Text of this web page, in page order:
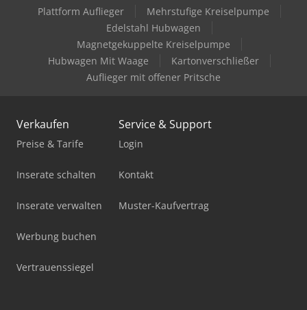
Plattform Auflieger
Mehrstufige Kreiselpumpe
Edelstahl Hubwagen
Magnetgekuppelte Kreiselpumpe
Hubwagen Mit Waage
Kartonverschließer
Auflieger mit offener Pritsche
Verkaufen
Preise & Tarife
Inserate schalten
Inserate verwalten
Werbung buchen
Vertrauenssiegel
Service & Support
Login
Kontakt
Muster-Kaufvertrag